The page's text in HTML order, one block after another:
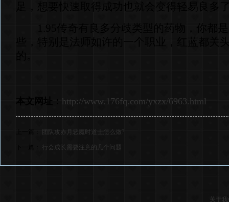
足，想要快速取得成功也就会变得轻易良多
1.95传奇有良多分歧类型的药物，你都是
些，特别是法师如许的一个职业，红蓝都关
本文网址： http://www.176fq.com/yxzx/6963.html
团队攻赤月恶魔时道士怎么做?
行会成长需要注意的几个问题
关于